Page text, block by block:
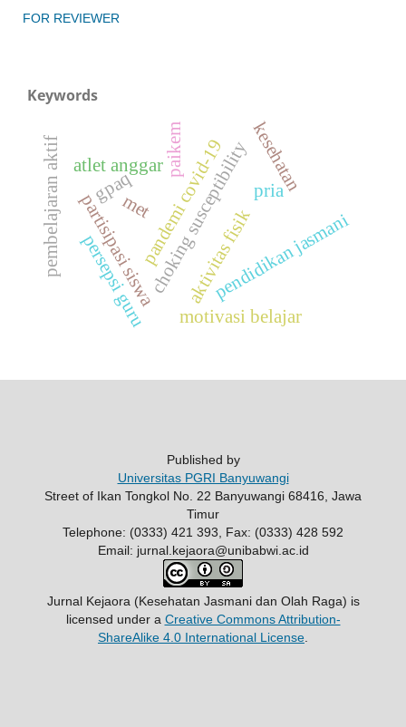
FOR REVIEWER
Keywords
aktivitas fisik
pria
pandemi covid-19
met
kesehatan
gpaq choking susceptibility
atlet anggar
pendidikan jasmani
partisipasi siswa
persepsi guru
pembelajaran aktif
motivasi belajar
paikem
Published by
Universitas PGRI Banyuwangi
Street of Ikan Tongkol No. 22 Banyuwangi 68416, Jawa
Timur
Telephone: (0333) 421 393, Fax: (0333) 428 592
Email: jurnal.kejaora@unibabwi.ac.id
Jurnal Kejaora (Kesehatan Jasmani dan Olah Raga) is
licensed under a Creative Commons Attribution-
ShareAlike 4.0 International License